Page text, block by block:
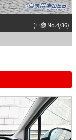
(画像 No.4/36)